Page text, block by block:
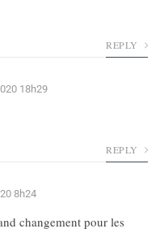
REPLY
18h29
REPLY
8h24
changement pour les